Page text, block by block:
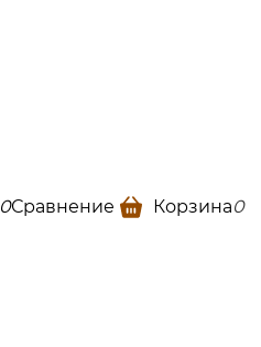
0Сравнение Корзина0